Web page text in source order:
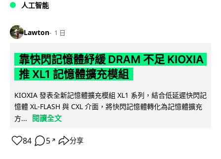
人工智能
Lawton 1 日
靠快閃記憶體紓緩 DRAM 不足 KIOXIA
推 XL1 記憶體擴充模組
KIOXIA 發表全新記憶體擴充模組 XL1 系列，結合低延遲快閃記
憶體 XL-FLASH 與 CXL 介面，將快閃記憶體轉化為記憶體擴充
方...
閱讀全文
84 5 ↗ 分享